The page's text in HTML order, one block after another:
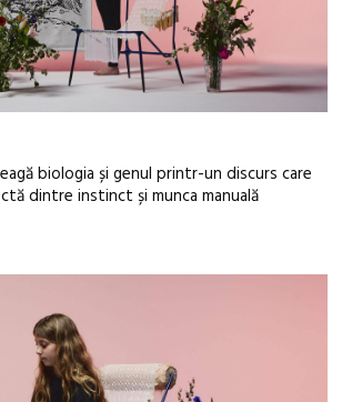
biologia și genul printr-un discurs care
dintre instinct și munca manuală